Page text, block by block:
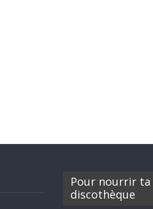
Pour nourrir ta
discothèque